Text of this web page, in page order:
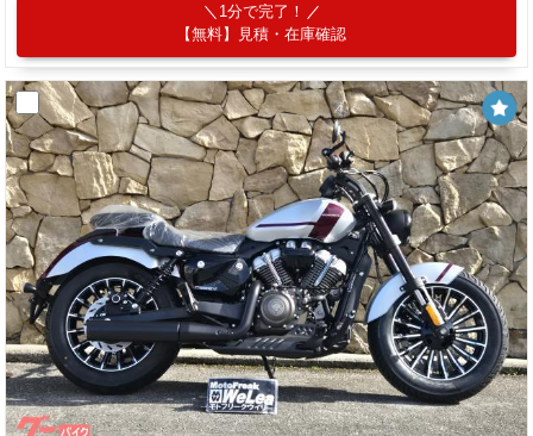
1分で完了！
【無料】見積・在庫確認